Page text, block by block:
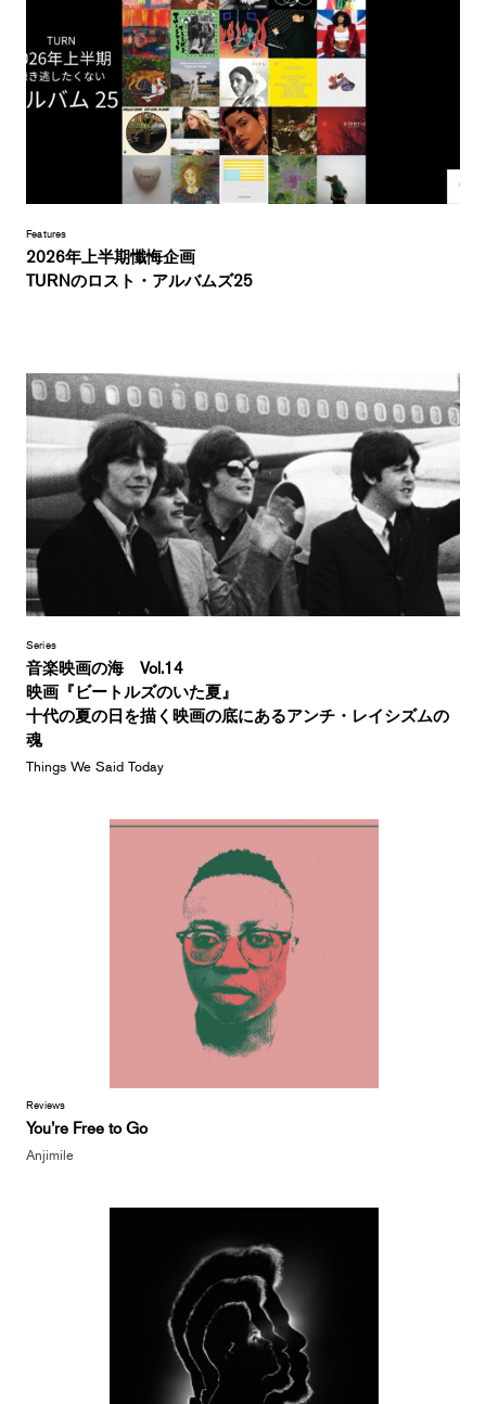
Features
2026年上半期懺悔企画
TURNのロスト・アルバムズ25
Series
音楽映画の海 Vol.14
映画『ビートルズのいた夏』
十代の夏の日を描く映画の底にあるアンチ・レイシズムの
魂
Things We Said Today
Reviews
You’re Free to Go
Anjimile